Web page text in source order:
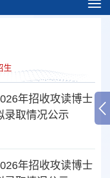
生
年招收攻读博士
录取情况公示
年招收攻读博士